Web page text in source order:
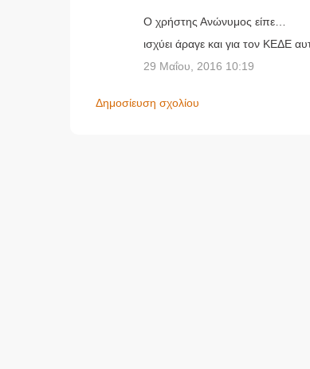
Ο χρήστης Ανώνυμος είπε…
ισχύει άραγε και για τον ΚΕΔΕ
29 Μαΐου, 2016 10:19
Δημοσίευση σχολίου